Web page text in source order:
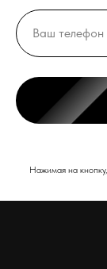
Нажимая на